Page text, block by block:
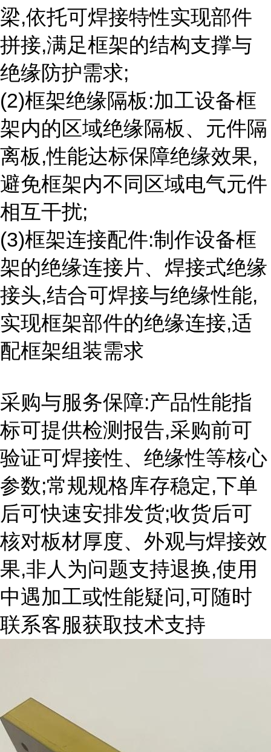
梁,依托可焊接特性实现部件
拼接,满足框架的结构支撑与
绝缘防护需求;
(2)框架绝缘隔板:加工设备框
架内的区域绝缘隔板、元件隔
离板,性能达标保障绝缘效果,
避免框架内不同区域电气元件
相互干扰;
(3)框架连接配件:制作设备框
架的绝缘连接片、焊接式绝缘
接头,结合可焊接与绝缘性能,
实现框架部件的绝缘连接,适
配框架组装需求
采购与服务保障:产品性能指
标可提供检测报告,采购前可
验证可焊接性、绝缘性等核心
参数;常规规格库存稳定,下单
后可快速安排发货;收货后可
核对板材厚度、外观与焊接效
果,非人为问题支持退换,使用
中遇加工或性能疑问,可随时
联系客服获取技术支持